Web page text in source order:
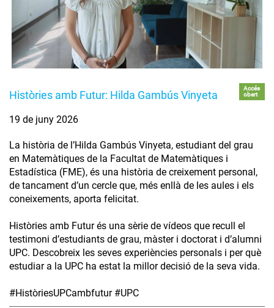
Històries amb Futur: Hilda Gambús Vinyeta
Accés
obert
19 de juny 2026
La història de l’Hilda Gambús Vinyeta, estudiant del grau
en Matemàtiques de la Facultat de Matemàtiques i
Estadística (FME), és una història de creixement personal,
de tancament d’un cercle que, més enllà de les aules i els
coneixements, aporta felicitat.
Històries amb Futur és una sèrie de vídeos que recull el
testimoni d’estudiants de grau, màster i doctorat i d’alumni
UPC. Descobreix les seves experiències personals i per què
estudiar a la UPC ha estat la millor decisió de la seva vida.
#HistòriesUPCambfutur #UPC